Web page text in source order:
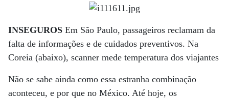
INSEGUROS Em São Paulo, passageiros reclamam da
falta de informações e de cuidados preventivos. Na
Coreia (abaixo), scanner mede temperatura dos viajantes
Não se sabe ainda como essa estranha combinação
aconteceu, e por que no México. Até hoje, os